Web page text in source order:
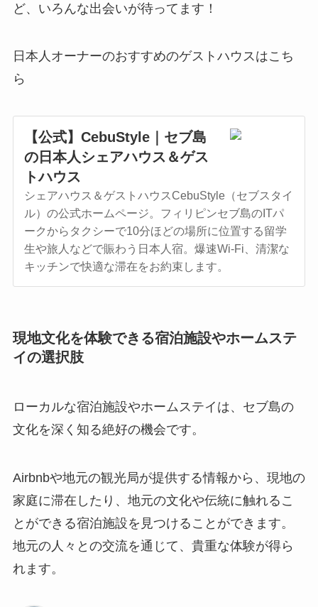
ど、いろんな出会いが待ってます！
日本人オーナーのおすすめのゲストハウスはこち
ら
【公式】CebuStyle｜セブ島
の日本人シェアハウス＆ゲス
トハウス
シェアハウス＆ゲストハウスCebuStyle（セブスタイ
ル）の公式ホームページ。フィリピンセブ島のITパ
ークからタクシーで10分ほどの場所に位置する留学
生や旅人などで賑わう日本人宿。爆速Wi-Fi、清潔な
キッチンで快適な滞在をお約束します。
現地文化を体験できる宿泊施設やホームステ
イの選択肢
ローカルな宿泊施設やホームステイは、セブ島の
文化を深く知る絶好の機会です。
Airbnbや地元の観光局が提供する情報から、現地の
家庭に滞在したり、地元の文化や伝統に触れるこ
とができる宿泊施設を見つけることができます。
地元の人々との交流を通じて、貴重な体験が得ら
れます。